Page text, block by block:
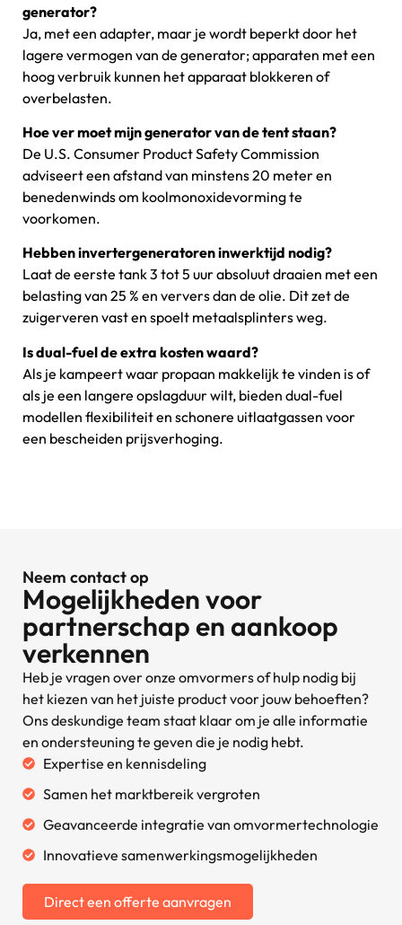
generator?
Ja, met een adapter, maar je wordt beperkt door het
lagere vermogen van de generator; apparaten met een
hoog verbruik kunnen het apparaat blokkeren of
overbelasten.
Hoe ver moet mijn generator van de tent staan?
De U.S. Consumer Product Safety Commission
adviseert een afstand van minstens 20 meter en
benedenwinds om koolmonoxidevorming te
voorkomen.
Hebben invertergeneratoren inwerktijd nodig?
Laat de eerste tank 3 tot 5 uur absoluut draaien met een
belasting van 25 % en ververs dan de olie. Dit zet de
zuigerveren vast en spoelt metaalsplinters weg.
Is dual-fuel de extra kosten waard?
Als je kampeert waar propaan makkelijk te vinden is of
als je een langere opslagduur wilt, bieden dual-fuel
modellen flexibiliteit en schonere uitlaatgassen voor
een bescheiden prijsverhoging.
Neem contact op
Mogelijkheden voor
partnerschap en aankoop
verkennen
Heb je vragen over onze omvormers of hulp nodig bij
het kiezen van het juiste product voor jouw behoeften?
Ons deskundige team staat klaar om je alle informatie
en ondersteuning te geven die je nodig hebt.
Expertise en kennisdeling
Samen het marktbereik vergroten
Geavanceerde integratie van omvormertechnologie
Innovatieve samenwerkingsmogelijkheden
Direct een offerte aanvragen